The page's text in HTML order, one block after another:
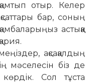
отыр. Келер
бар, соның
астыққа
ақсақалдың
мәселесін біз де
Сол тұста